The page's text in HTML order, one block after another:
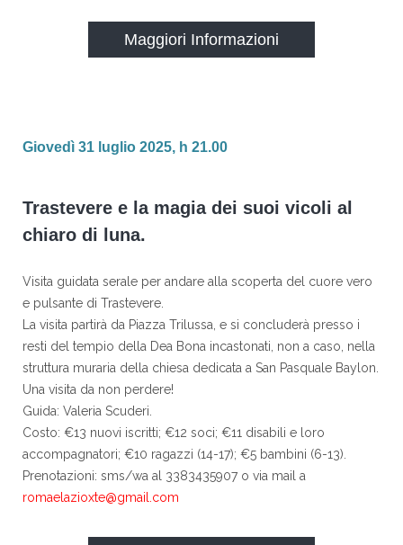
Maggiori Informazioni
Giovedì 31 luglio 2025, h 21.00
Trastevere e la magia dei suoi vicoli al
chiaro di luna.
Visita guidata serale per andare alla scoperta del cuore vero
e pulsante di Trastevere.
La visita partirà da Piazza Trilussa, e si concluderà presso i
resti del tempio della Dea Bona incastonati, non a caso, nella
struttura muraria della chiesa dedicata a San Pasquale Baylon.
Una visita da non perdere!
Guida: Valeria Scuderi.
Costo: €13 nuovi iscritti; €12 soci; €11 disabili e loro
accompagnatori; €10 ragazzi (14-17); €5 bambini (6-13).
Prenotazioni: sms/wa al 3383435907 o via mail a
romaelazioxte@gmail.com